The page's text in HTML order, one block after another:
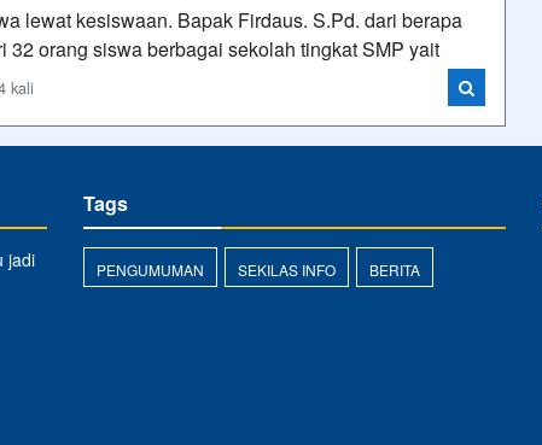
lewat kesiswaan. Bapak Firdaus. S.Pd. dari berapa
orang siswa berbagai sekolah tingkat SMP yait
kali
jadi
Tags
PENGUMUMAN SEKILAS INFO BERITA